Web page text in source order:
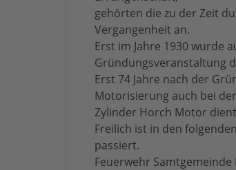
gehörten die zu der Zeit
Vergangenheit an.
Erst im Jahre 1930 wurde
Gründungsveranstaltung
Erst 74 Jahre nach der
Motorisierung auch bei
Zylinder Horch Motor
Freilich ist in den
passiert.
Feuerwehr Samtgemeinde